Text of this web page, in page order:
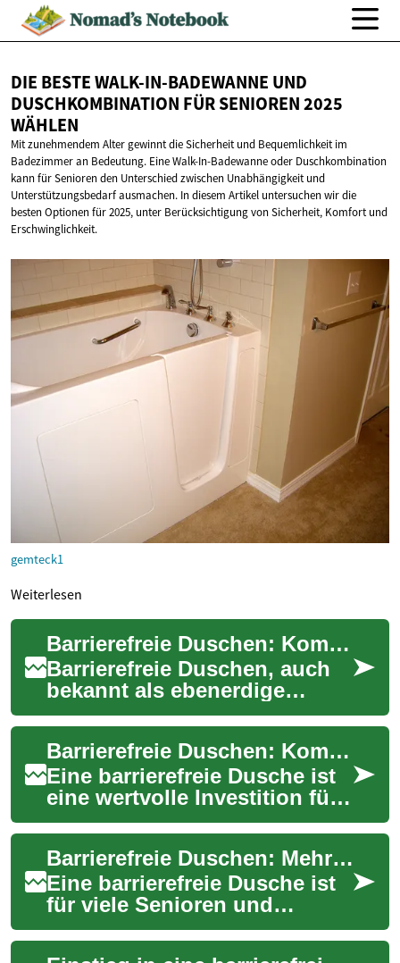
DIE BESTE WALK-IN-BADEWANNE UND
DUSCHKOMBINATION FÜR SENIOREN2025
WÄHLEN
Mit zunehmendem Alter gewinnt die Sicherheit und Bequemlichkeit im
Badezimmer an Bedeutung. Eine Walk-In-Badewanne oder Duschkombination
kann für Senioren den Unterschied zwischen Unabhängigkeit und
Unterstützungsbedarf ausmachen. In diesem Artikel untersuchen wir die
besten Optionen für 2025, unter Berücksichtigung von Sicherheit, Komfort und
Erschwinglichkeit.
gemteck1
Weiterlesen
Barrierefreie Duschen: Komfort und Sicherheit für Senioren
Barrierefreie Duschen, auch
bekannt als ebenerdige
Duschen oder Walk-in-
Duschen, gewinnen
zunehmend an Popularität, i...
Barrierefreie Duschen: Komfort und Sicherheit für Senioren
Eine barrierefreie Dusche ist
eine wertvolle Investition für
ältere Menschen, die ihre
Unabhängigkeit und
Sicherheit ...
Barrierefreie Duschen: Mehr Komfort und Sicherheit für Senioren
Eine barrierefreie Dusche ist
für viele Senioren und
Menschen mit
eingeschränkter Mobilität